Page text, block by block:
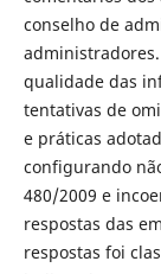
conselho de
qualidade das
tentativas de
e práticas
configurando
480/2009 e
respostas das
respostas foi